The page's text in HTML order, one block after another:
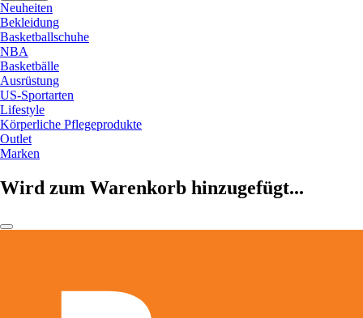
Neuheiten
Bekleidung
Basketballschuhe
NBA
Basketbälle
Ausrüstung
US-Sportarten
Lifestyle
Körperliche Pflegeprodukte
Outlet
Marken
Wird zum Warenkorb hinzugefügt...